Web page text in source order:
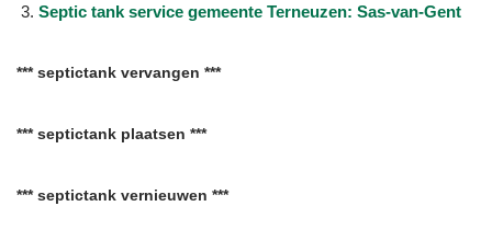
Septic tank service gemeente Terneuzen: Sas-van-Gent
*** septictank vervangen ***
*** septictank plaatsen ***
*** septictank vernieuwen ***